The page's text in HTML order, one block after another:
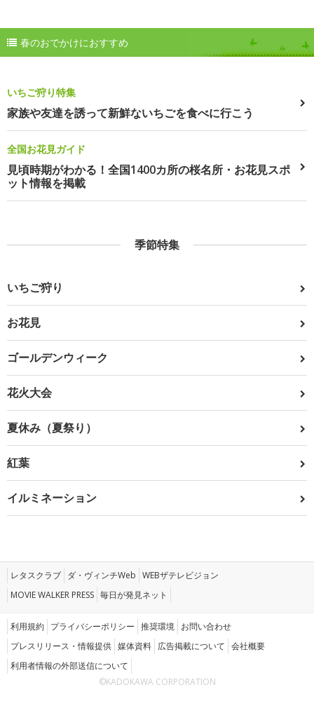
春のおでかけにおすすめ
いちご狩り特集
家族や友達を誘って新鮮ないちごを食べに行こう
全国お花見ガイド
見頃時期がわかる！全国1400カ所の桜名所・お花見スポ
ット情報を掲載
季節特集
いちご狩り
お花見
ゴールデンウィーク
花火大会
夏休み（夏祭り）
紅葉
イルミネーション
レタスクラブ ダ・ヴィンチWeb WEBザテレビジョン
MOVIE WALKER PRESS 毎日が発見ネット
利用規約 プライバシーポリシー 推奨環境 お問い合わせ
プレスリリース・情報提供 媒体資料 広告掲載について 会社概要
利用者情報の外部送信について
©KADOKAWA CORPORATION